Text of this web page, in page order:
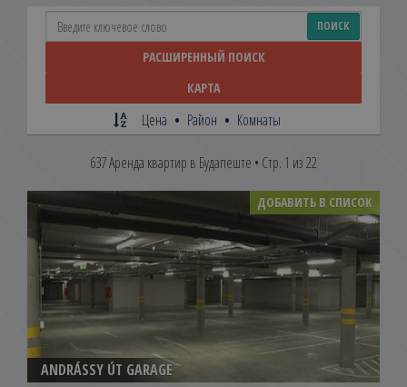
поиск
недвижимости
ПОИСК
РАСШИРЕННЫЙ ПОИСК
КАРТА
Цена • Район • Комнаты
637 Аренда квартир в Будапеште • Стр. 1 из 22
ДОБАВИТЬ В СПИСОК
ANDRÁSSY ÚT GARAGE